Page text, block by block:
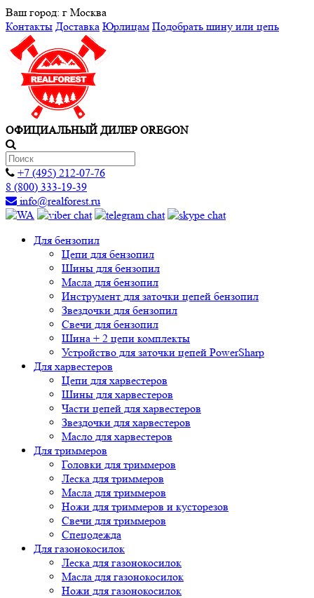
Ваш город: г Москва
Контакты Доставка Юрлицам Подобрать шину или цепь
ОФИЦИАЛЬНЫЙ ДИЛЕР OREGON
+7 (495) 212-07-76
8 (800) 333-19-39
info@realforest.ru
Для бензопил
Цепи для бензопил
Шины для бензопил
Масла для бензопил
Инструмент для заточки цепей бензопил
Звездочки для бензопил
Свечи для бензопил
Шина + 2 цепи комплекты
Устройство для заточки цепей PowerSharp
Для харвестеров
Цепи для харвестеров
Шины для харвестеров
Части цепей для харвестеров
Звездочки для харвестеров
Масло для харвестеров
Для триммеров
Головки для триммеров
Леска для триммеров
Масла для триммеров
Ножи для триммеров и кусторезов
Свечи для триммеров
Спецодежда
Для газонокосилок
Леска для газонокосилок
Масла для газонокосилок
Ножи для газонокосилок